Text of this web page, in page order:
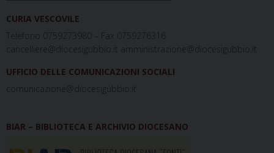
CURIA VESCOVILE
Telefono 0759273980 – Fax 0759276316
cancelliere@diocesigubbio.it amministrazione@diocesigubbio.it
UFFICIO DELLE COMUNICAZIONI SOCIALI
comunicazione@diocesigubbio.it
BIAR – BIBLIOTECA E ARCHIVIO DIOCESANO